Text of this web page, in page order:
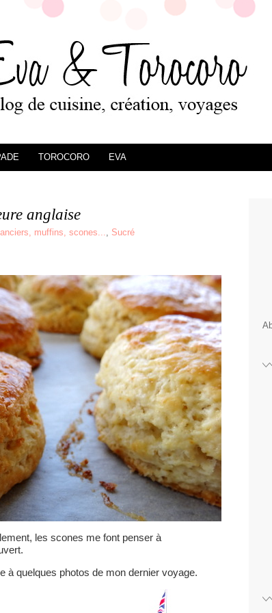
TOROCORO EVA
anglaise
muffins, scones..., Sucré
les scones me font penser à
à quelques photos de mon dernier voyage.